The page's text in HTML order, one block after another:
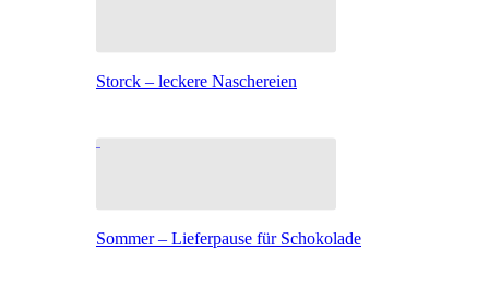
Storck – leckere Naschereien
Sommer – Lieferpause für Schokolade